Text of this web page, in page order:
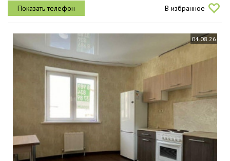
В избранное
04.08.26